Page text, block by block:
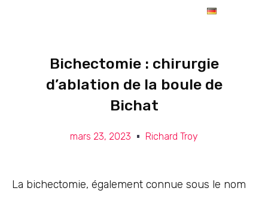
Bichectomie : chirurgie
d’ablation de la boule de
Bichat
mars 23, 2023 Richard Troy
La bichectomie, également connue sous le nom